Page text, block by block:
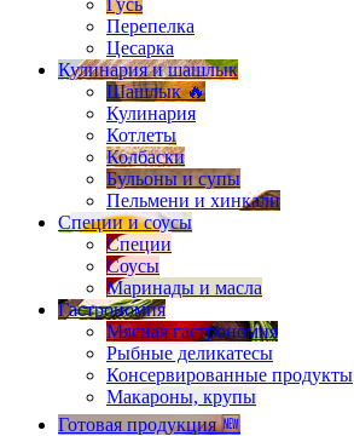
Гусь
Перепелка
Цесарка
Кулинария и шашлык
Шашлык 🔥
Кулинария
Котлеты
Колбаски
Бульоны и супы
Пельмени и хинкали
Специи и соусы
Специи
Соусы
Маринады и масла
Гастрономия
Мясная гастрономия
Рыбные деликатесы
Консервированные продукты
Макароны, крупы
Готовая продукция 🆕